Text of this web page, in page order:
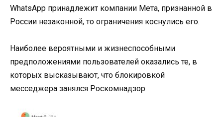
WhatsApp принадлежит компании Мета, признанной в
России незаконной, то ограничения коснулись его.
Наиболее вероятными и жизнеспособными
предположениями пользователей оказались те, в
которых высказывают, что блокировкой
месседжера занялся Роскомнадзор